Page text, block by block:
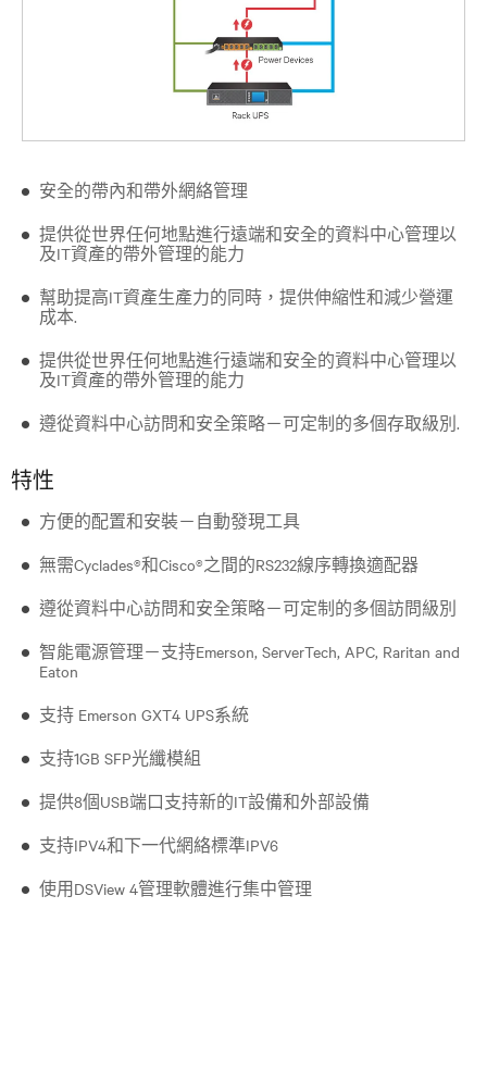
安全的帶內和帶外網絡管理
提供從世界任何地點進行遠端和安全的資料中心管理以
及IT資產的帶外管理的能力
幫助提高IT資產生產力的同時，提供伸縮性和減少營運
成本.
提供從世界任何地點進行遠端和安全的資料中心管理以
及IT資產的帶外管理的能力
遵從資料中心訪問和安全策略－可定制的多個存取級別.
特性
方便的配置和安裝－自動發現工具
無需Cyclades®和Cisco®之間的RS232線序轉換適配器
遵從資料中心訪問和安全策略－可定制的多個訪問級別
智能電源管理－支持Emerson, ServerTech, APC, Raritan and
Eaton
支持 Emerson GXT4 UPS系統
支持1GB SFP光纖模組
提供8個USB端口支持新的IT設備和外部設備
支持IPV4和下一代網絡標準IPV6
使用DSView 4管理軟體進行集中管理